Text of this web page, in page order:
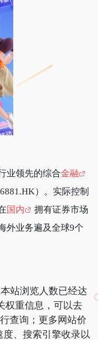
业领先的综合金融
）。实际控制
国内
拥有证券市场
外业务遍及全球9个
站浏览人数已经达
权重信息，可以去
行查询；更多网站价
、搜索引擎收录以